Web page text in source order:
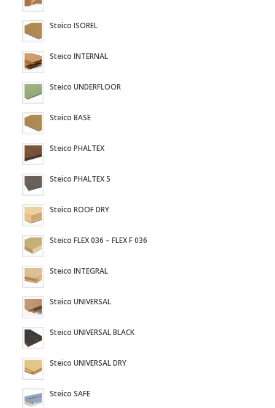
Steico ISOREL
Steico INTERNAL
Steico UNDERFLOOR
Steico BASE
Steico PHALTEX
Steico PHALTEX 5
Steico ROOF DRY
Steico FLEX 036 – FLEX F 036
Steico INTEGRAL
Steico UNIVERSAL
Steico UNIVERSAL BLACK
Steico UNIVERSAL DRY
Steico SAFE